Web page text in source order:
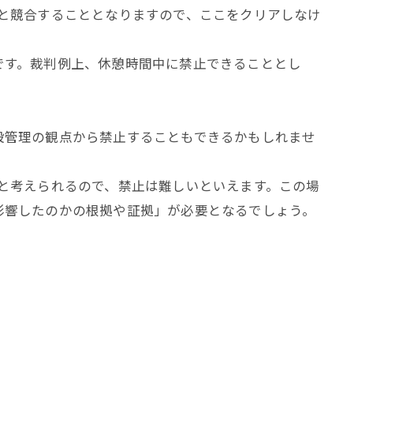
合することとなりますので、ここをクリアしなけ
。裁判例上、休憩時間中に禁止できることとし
理の観点から禁止することもできるかもしれませ
えられるので、禁止は難しいといえます。この場
したのかの根拠や証拠」が必要となるでしょう。